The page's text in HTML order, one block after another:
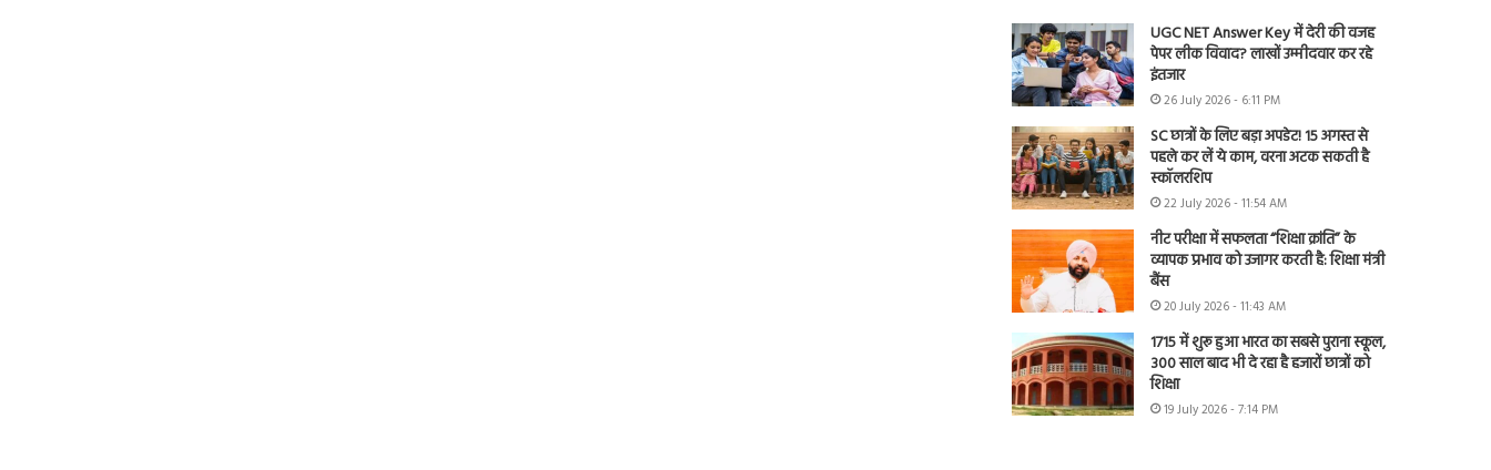
UGC NET Answer Key में देरी की वजह
पेपर लीक विवाद? लाखों उम्मीदवार कर रहे
इंतजार
26 July 2026 - 6:11 PM
SC छात्रों के लिए बड़ा अपडेट! 15 अगस्त से
पहले कर लें ये काम, वरना अटक सकती है
स्कॉलरशिप
22 July 2026 - 11:54 AM
नीट परीक्षा में सफलता “शिक्षा क्रांति” के
व्यापक प्रभाव को उजागर करती है: शिक्षा मंत्री
बैंस
20 July 2026 - 11:43 AM
1715 में शुरू हुआ भारत का सबसे पुराना स्कूल,
300 साल बाद भी दे रहा है हजारों छात्रों को
शिक्षा
19 July 2026 - 7:14 PM